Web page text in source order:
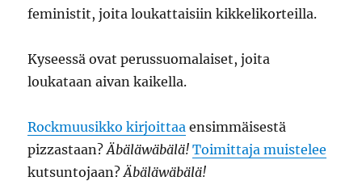
feministit, joita loukattaisiin kikkelikorteilla.
Kyseessä ovat perussuomalaiset, joita
loukataan aivan kaikella.
Rockmuusikko kirjoittaa ensimmäisestä
pizzastaan?Äbäläwäbälä! Toimittaja muistelee
kutsuntojaan?Äbäläwäbälä!